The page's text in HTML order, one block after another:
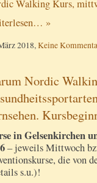
Walking Kurs,
»
2018,Keine
Nordic
in Gelsenkirchen
– jeweils Mittwoch
die von
s.u.)!